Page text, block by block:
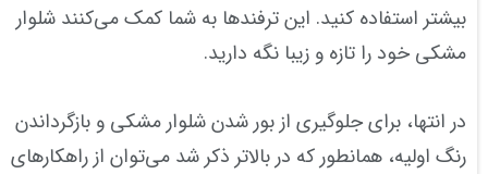
بیشتر استفاده کنید. این ترفندها به شما کمک می‌کنند شلوار
مشکی خود را تازه و زیبا نگه دارید.
در انتها، برای جلوگیری از بور شدن شلوار مشکی و بازگرداندن
رنگ اولیه، همانطور که در بالاتر ذکر شد می‌توان از راهکارهای